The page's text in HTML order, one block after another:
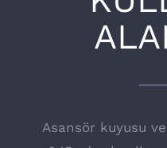
Asansör kuyusu